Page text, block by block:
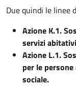
Due quindi le linee
Azione K.1.
servizi abitativi
Azione L.1.
per le
sociale.